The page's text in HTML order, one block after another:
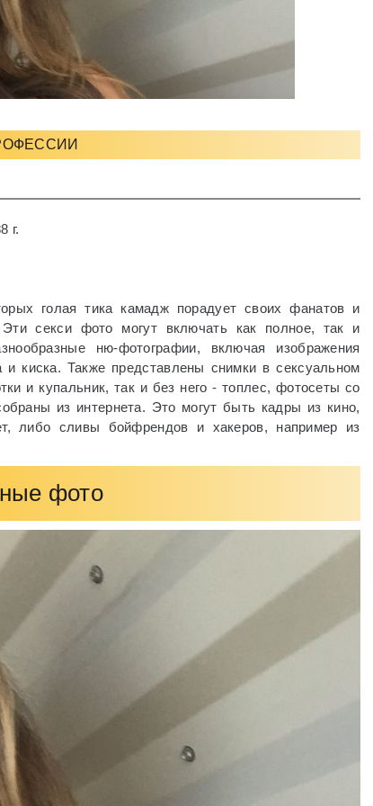
г.
голая тика камадж порадует своих фанатов и
секси фото могут включать как полное, так и
ню-фотографии, включая изображения
киска. Также представлены снимки в сексуальном
и купальник, так и без него - топлес, фотосеты со
из интернета. Это могут быть кадры из кино,
либо сливы бойфрендов и хакеров, например из
фото